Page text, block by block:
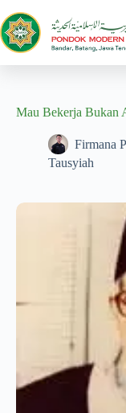
Mau Bekerja Bukan
Firmana
Tausyiah